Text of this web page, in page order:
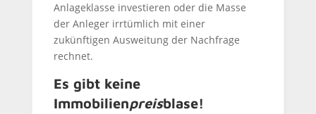
Anlageklasse investieren oder die Masse
der Anleger irrtümlich mit einer
zukünftigen Ausweitung der Nachfrage
rechnet.
Es gibt keine
Immobilienpreisblase!